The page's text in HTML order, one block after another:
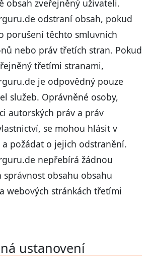
obsah zveřejněný uživateli.
odstraní obsah, pokud
porušení těchto smluvních
nebo práv třetích stran. Pokud
třetími stranami,
je odpovědný pouze
služeb. Oprávněné osoby,
autorských práv a práv
se mohou hlásit v
požádat o jejich odstranění.
nepřebírá žádnou
správnost obsahu obsahu
webových stránkách třetími
ustanovení